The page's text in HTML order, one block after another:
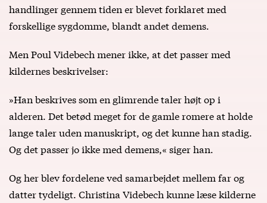
handlinger gennem tiden er blevet forklaret med
forskellige sygdomme, blandt andet demens.
Men Poul Videbech mener ikke, at det passer med
kildernes beskrivelser:
»Han beskrives som en glimrende taler højt op i
alderen. Det betød meget for de gamle romere at holde
lange taler uden manuskript, og det kunne han stadig.
Og det passer jo ikke med demens,« siger han.
Og her blev fordelene ved samarbejdet mellem far og
datter tydeligt. Christina Videbech kunne læse kilderne